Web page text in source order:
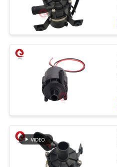
NIEUWS
VRAAG
EEN
SITEMAP